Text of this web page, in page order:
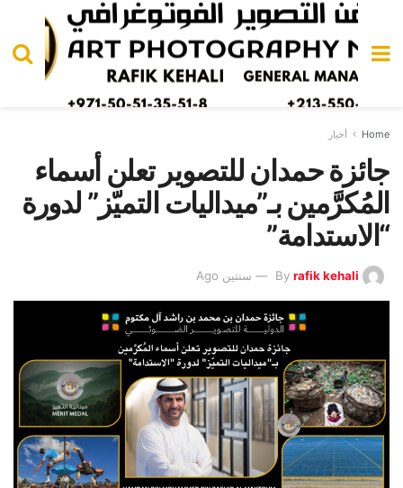
Home أخبار
جائزة حمدان للتصوير تعلن أسماء
المُكرَّمين بـ”ميداليات التميّز” لدورة
“الاستدامة”
By rafik kehali سنتين Ago